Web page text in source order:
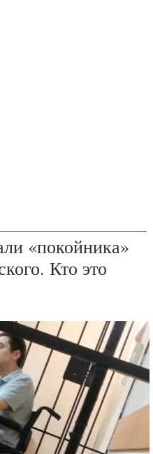
«покойника»
Кто это